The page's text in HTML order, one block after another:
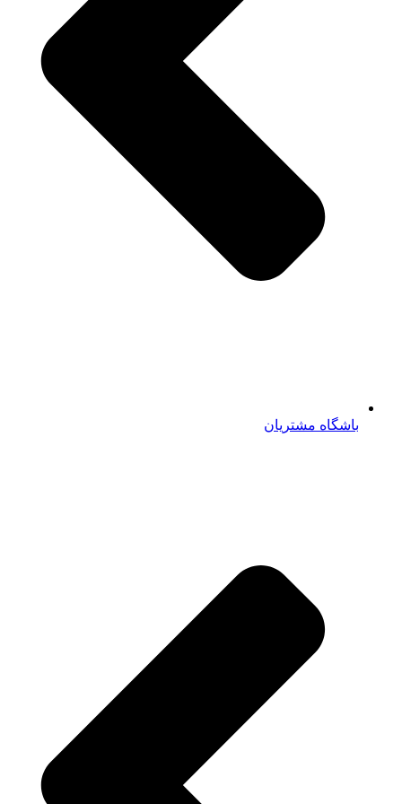
باشگاه مشتریان